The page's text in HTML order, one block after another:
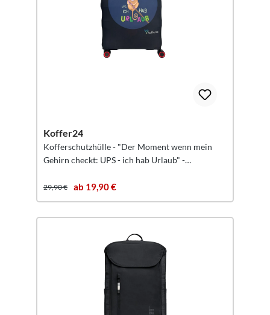
Koffer24
Kofferschutzhülle - "Der Moment wenn mein
Gehirn checkt: UPS - ich hab Urlaub" -
29,90 € ab 19,90 €